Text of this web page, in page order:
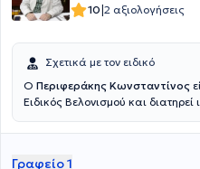
10|2 αξιολογήσεις
Σχετικά με τον ειδικό
Ο Περιφεράκης Κωνσταντίνος
Ειδικός Βελονισμού και
Medicina si Farmacie "Victor
Γραφείο 1